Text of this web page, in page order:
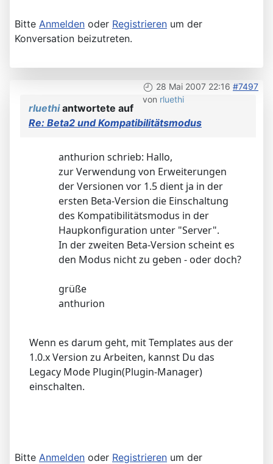
Bitte Anmelden oder Registrieren um der
Konversation beizutreten.
28 Mai 2007 22:16 #7497
von rluethi
rluethiantwortete auf
Re: Beta2 und Kompatibilitätsmodus
anthurion schrieb: Hallo,
zur Verwendung von Erweiterungen
der Versionen vor 1.5 dient ja in der
ersten Beta-Version die Einschaltung
des Kompatibilitätsmodus in der
Haupkonfiguration unter "Server".
In der zweiten Beta-Version scheint es
den Modus nicht zu geben - oder doch?
grüße
anthurion
Wenn es darum geht, mit Templates aus der
1.0.x Version zu Arbeiten, kannst Du das
Legacy Mode Plugin(Plugin-Manager)
einschalten.
Bitte Anmelden oder Registrieren um der